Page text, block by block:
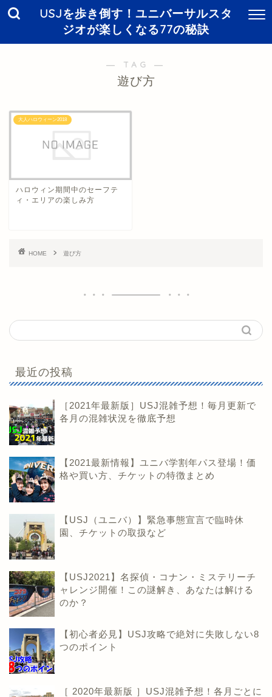
USJを歩き倒す！ユニバーサルスタ
ジオが楽しくなる77の秘訣
― TAG ―
遊び方
大人ハロウィーン2018
ハロウィン期間中のセーフテ
ィ・エリアの楽しみ方
HOME 遊び方
最近の投稿
［2021年最新版］USJ混雑予想！毎月更新で
各月の混雑状況を徹底予想
【2021最新情報】ユニバ学割年パス登場！価
格や買い方、チケットの特徴まとめ
【USJ（ユニバ）】緊急事態宣言で臨時休
園、チケットの取扱など
【USJ2021】名探偵・コナン・ミステリーチ
ャレンジ開催！この謎解き、あなたは解ける
のか？
【初心者必見】USJ攻略で絶対に失敗しない8
つのポイント
［ 2020年最新版 ］USJ混雑予想！各月ごとに